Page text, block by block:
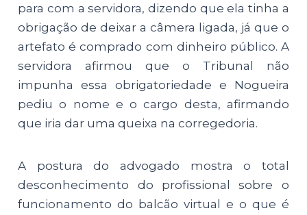
para com a servidora, dizendo que ela tinha a
obrigação de deixar a câmera ligada, já que o
artefato é comprado com dinheiro público. A
servidora afirmou que o Tribunal não
impunha essa obrigatoriedade e Nogueira
pediu o nome e o cargo desta, afirmando
que iria dar uma queixa na corregedoria.
A postura do advogado mostra o total
desconhecimento do profissional sobre o
funcionamento do balcão virtual e o que é